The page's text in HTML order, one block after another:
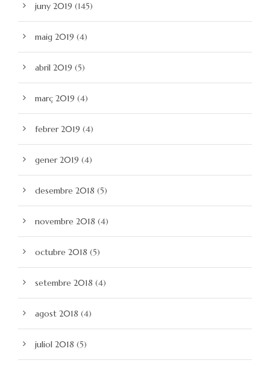
juny 2019 (145)
maig 2019 (4)
abril 2019 (5)
març 2019 (4)
febrer 2019 (4)
gener 2019 (4)
desembre 2018 (5)
novembre 2018 (4)
octubre 2018 (5)
setembre 2018 (4)
agost 2018 (4)
juliol 2018 (5)